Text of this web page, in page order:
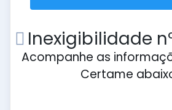
Inexigibilidade
Acompanhe as
Certame